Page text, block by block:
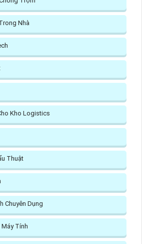
Nhà
Kho Logistics
Thuật
Chuyên Dụng
Máy Tính